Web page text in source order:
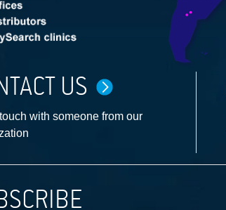
US
with someone from our